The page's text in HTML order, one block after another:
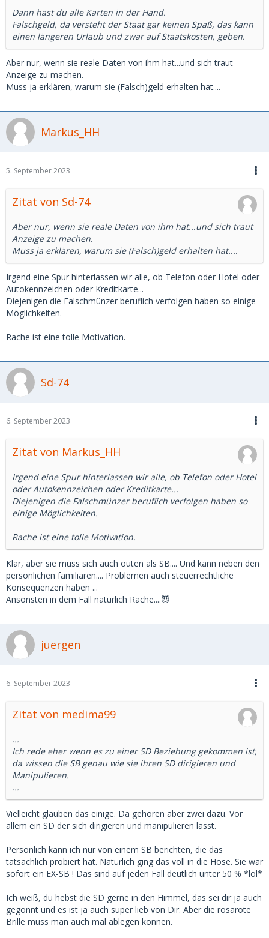
Dann hast du alle Karten in der Hand.
Falschgeld, da versteht der Staat gar keinen Spaß, das kann
einen längeren Urlaub und zwar auf Staatskosten, geben.
Aber nur, wenn sie reale Daten von ihm hat...und sich traut
Anzeige zu machen.
Muss ja erklären, warum sie (Falsch)geld erhalten hat....
Markus_HH
5. September 2023
Zitat von Sd-74
Aber nur, wenn sie reale Daten von ihm hat...und sich traut
Anzeige zu machen.
Muss ja erklären, warum sie (Falsch)geld erhalten hat....
Irgend eine Spur hinterlassen wir alle, ob Telefon oder Hotel oder
Autokennzeichen oder Kreditkarte...
Diejenigen die Falschmünzer beruflich verfolgen haben so einige
Möglichkeiten.
Rache ist eine tolle Motivation.
Sd-74
6. September 2023
Zitat von Markus_HH
Irgend eine Spur hinterlassen wir alle, ob Telefon oder Hotel
oder Autokennzeichen oder Kreditkarte...
Diejenigen die Falschmünzer beruflich verfolgen haben so
einige Möglichkeiten.
Rache ist eine tolle Motivation.
Klar, aber sie muss sich auch outen als SB.... Und kann neben den
persönlichen familiären.... Problemen auch steuerrechtliche
Konsequenzen haben ...
Ansonsten in dem Fall natürlich Rache....😈
juergen
6. September 2023
Zitat von medima99
...
Ich rede eher wenn es zu einer SD Beziehung gekommen ist,
da wissen die SB genau wie sie ihren SD dirigieren und
Manipulieren.
...
Vielleicht glauben das einige. Da gehören aber zwei dazu. Vor
allem ein SD der sich dirigieren und manipulieren lässt.
Persönlich kann ich nur von einem SB berichten, die das
tatsächlich probiert hat. Natürlich ging das voll in die Hose. Sie war
sofort ein EX-SB ! Das sind auf jeden Fall deutlich unter 50 % *lol*
Ich weiß, du hebst die SD gerne in den Himmel, das sei dir ja auch
gegönnt und es ist ja auch super lieb von Dir. Aber die rosarote
Brille muss man auch mal ablegen können.